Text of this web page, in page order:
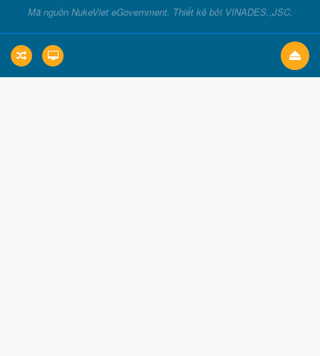
Mã nguồn NukeViet eGovernment. Thiết kê bởi VINADES.,JSC.